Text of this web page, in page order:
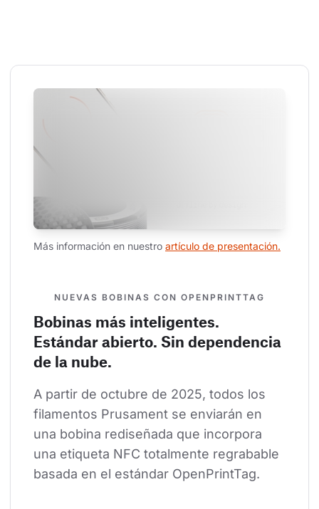
Más información en nuestro artículo de presentación.
NUEVAS BOBINAS CON OPENPRINTTAG
Bobinas más inteligentes.
Estándar abierto. Sin dependencia
de la nube.
A partir de octubre de 2025, todos los
filamentos Prusament se enviarán en
una bobina rediseñada que incorpora
una etiqueta NFC totalmente regrabable
basada en el estándar OpenPrintTag.